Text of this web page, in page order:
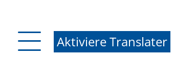
Aktiviere Translater